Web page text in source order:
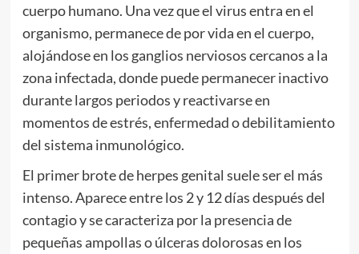
cuerpo humano. Una vez que el virus entra en el
organismo, permanece de por vida en el cuerpo,
alojándose en los ganglios nerviosos cercanos a la
zona infectada, donde puede permanecer inactivo
durante largos periodos y reactivarse en
momentos de estrés, enfermedad o debilitamiento
del sistema inmunológico.
El primer brote de herpes genital suele ser el más
intenso. Aparece entre los 2 y 12 días después del
contagio y se caracteriza por la presencia de
pequeñas ampollas o úlceras dolorosas en los